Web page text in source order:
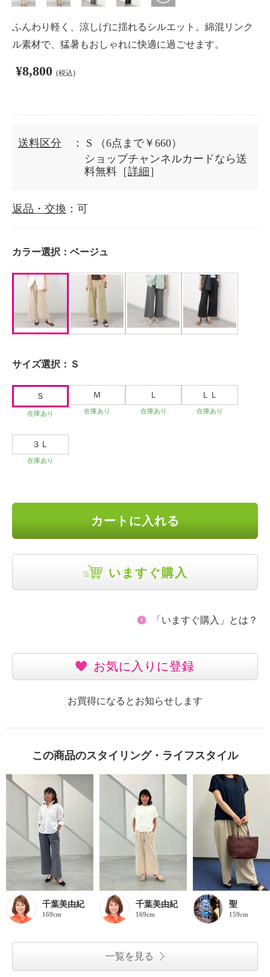
ふんわり軽く、涼しげに揺れるシルエット。綿混リンク
ル素材で、猛暑もおしゃれに快適に過ごせます。
¥8,800 (税込)
送料区分 ： S
（6点まで￥660）
ショップチャンネルカードなら送
料無料［詳細 ］
返品・交換 ：可
カラー選択： ベージュ
サイズ選択： Ｓ
Ｓ
在庫あり
Ｍ
在庫あり
Ｌ
在庫あり
ＬＬ
在庫あり
３Ｌ
在庫あり
カートに入れる
いますぐ購入
「いますぐ購入」とは？
お気に入りに登録
お買得になるとお知らせします
この商品のスタイリング・ライフスタイル
千葉美由紀
169cm
千葉美由紀
169cm
聖
159cm
一覧を見る